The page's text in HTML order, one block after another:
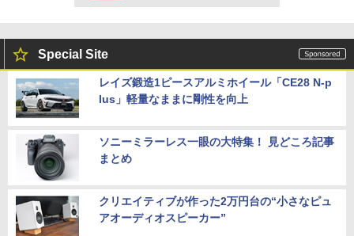
Special Site
レイズ鍛造1ピースアルミホイール「CE28 N-p
lus」軽量なままに剛性を向上
ソニーミラーレス一眼の大特集！ 見どころ記事
まとめ
クリエイティブが作った2万円台の“小さなピュ
アオーディオスピーカー”